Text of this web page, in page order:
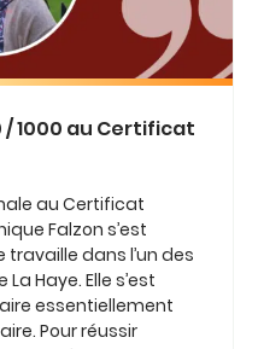
/ 1000 au Certificat
au Certificat
Falzon s’est
travaille dans l’un des
Haye. Elle s’est
essentiellement
Pour réussir